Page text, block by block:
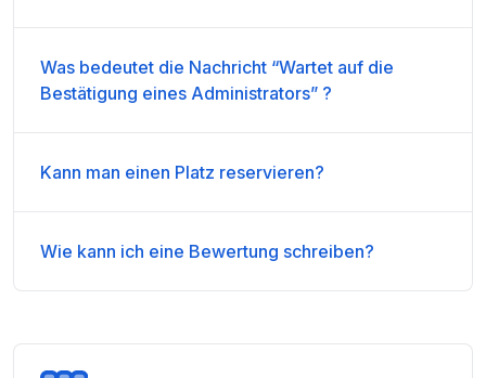
Was bedeutet die Nachricht “Wartet auf die
Bestätigung eines Administrators” ?
Kann man einen Platz reservieren?
Wie kann ich eine Bewertung schreiben?